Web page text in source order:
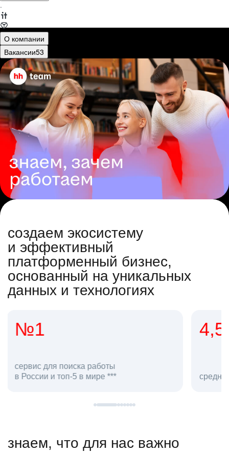
·
О компании
Вакансии53
создаем экосистему
и эффективный
платформенный бизнес,
основанный на уникальных
данных и технологиях
4,5
средняя оценка hh.ru как работодателя **
в hh.ru
знаем, что для нас важно